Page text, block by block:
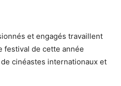
et engagés travaillent
festival de cette année
cinéastes internationaux et